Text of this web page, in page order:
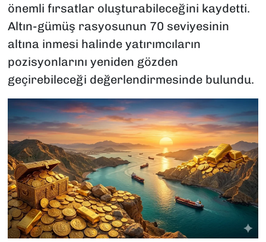
önemli fırsatlar oluşturabileceğini kaydetti.
Altın-gümüş rasyosunun 70 seviyesinin
altına inmesi halinde yatırımcıların
pozisyonlarını yeniden gözden
geçirebileceği değerlendirmesinde bulundu.